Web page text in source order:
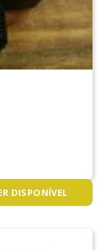
DISPONÍVEL